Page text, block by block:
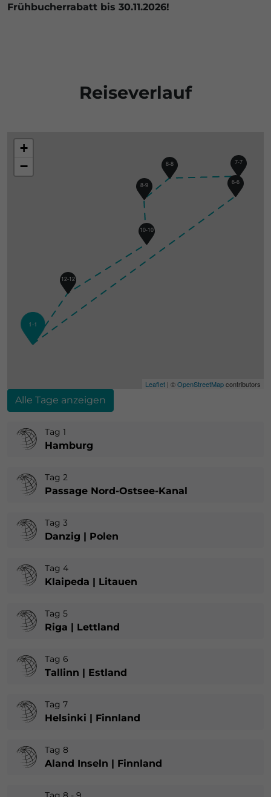
Frühbucherrabatt bis 30.11.2026!
Reiseverlauf
1-1
6-6
7-7
8-8
8-9
10-10
12-12
+
−
Leaflet | ©OpenStreetMapcontributors
Alle Tage anzeigen
Tag 1
Hamburg
Tag 2
Passage Nord-Ostsee-Kanal
Tag 3
Danzig | Polen
Tag 4
Klaipeda | Litauen
Tag 5
Riga | Lettland
Tag 6
Tallinn | Estland
Tag 7
Helsinki | Finnland
Tag 8
Aland Inseln | Finnland